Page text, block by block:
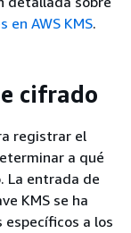
en AWS KMS.
cifrado
registrar el
a qué
La entrada de
KMS se ha
a los